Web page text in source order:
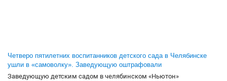
Четверо пятилетних воспитанников детского сада в Челябинске
ушли в «самоволку». Заведующую оштрафовали
Заведующую детским садом в челябинском «Ньютон»